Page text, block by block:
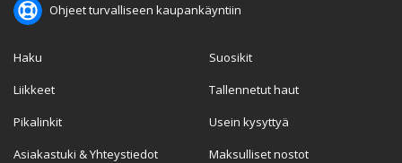
Ohjeet turvalliseen kaupankäyntiin
Haku
Liikkeet
Pikalinkit
Asiakastuki & Yhteystiedot
Suosikit
Tallennetut haut
Usein kysyttyä
Maksulliset nostot